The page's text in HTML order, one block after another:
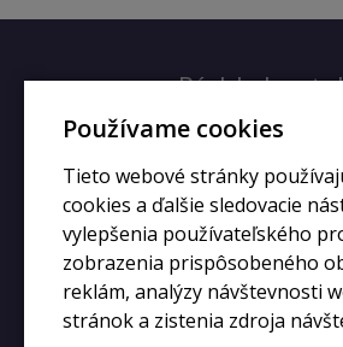
Rýchly
Používame cookies
Tieto webové stránky
cookies a ďalšie sledovacie
vylepšenia používateľského
zobrazenia prispôsobeného
reklám, analýzy návštevnosti
stránok a zistenia zdroja